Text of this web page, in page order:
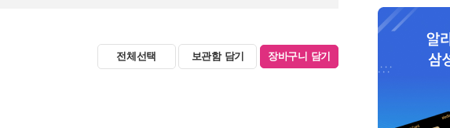
전체선택 보관함 담기 장바구니 담기